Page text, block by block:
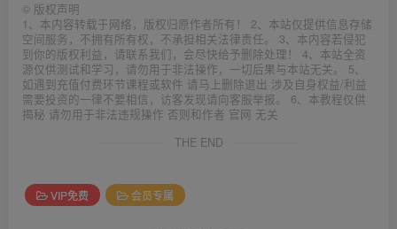
© 版权声明
1、本内容转载于网络，版权归原作者所有！ 2、本站仅提供信息存储
空间服务，不拥有所有权，不承担相关法律责任。 3、本内容若侵犯
到你的版权利益，请联系我们，会尽快给予删除处理！ 4、本站全资
源仅供测试和学习，请勿用于非法操作，一切后果与本站无关。 5、
如遇到充值付费环节课程或软件 请马上删除退出 涉及自身权益/利益
需要投资的一律不要相信，访客发现请向客服举报。 6、本教程仅供
揭秘 请勿用于非法违规操作 否则和作者 官网 无关
THE END
VIP免费 会员专属